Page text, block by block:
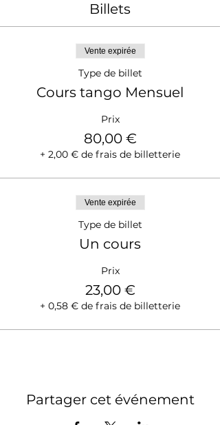
Billets
Vente expirée
Type de billet
Cours tango Mensuel
Prix
80,00 €
+ 2,00 € de frais de billetterie
Vente expirée
Type de billet
Un cours
Prix
23,00 €
+ 0,58 € de frais de billetterie
Partager cet événement